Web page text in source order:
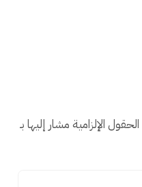
الحقول الإلزامية مشار إليها بـ